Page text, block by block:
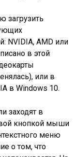
загрузить
NVIDIA, AMD или
в этой
или в
в Windows 10.
заходят в
кнопкой мыши
меню
о том, что